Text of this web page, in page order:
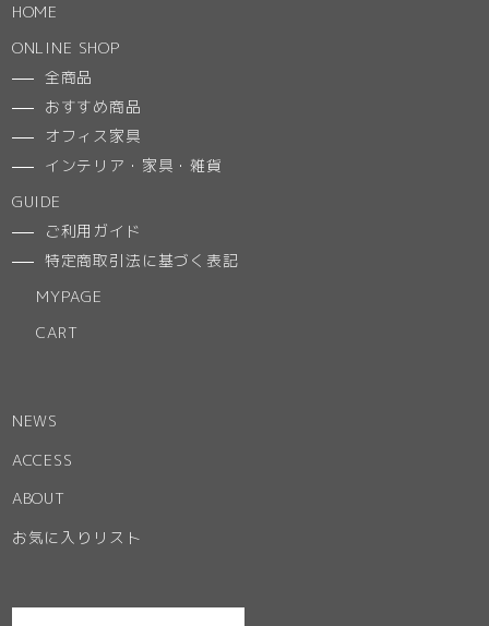
HOME
ONLINE SHOP
全商品
おすすめ商品
オフィス家具
インテリア・家具・雑貨
GUIDE
ご利用ガイド
特定商取引法に基づく表記
MYPAGE
CART
NEWS
ACCESS
ABOUT
お気に入りリスト